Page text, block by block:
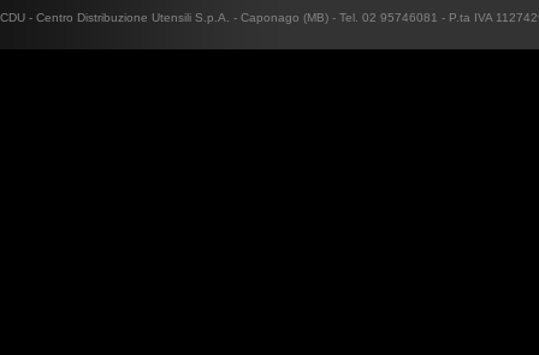
CDU - Centro Distribuzione Utensili S.p.A. - Caponago (MB) - Tel. 02 95746081 - P.ta IVA